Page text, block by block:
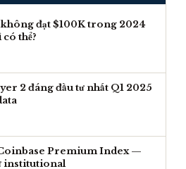
đạt $100K trong 2024
thể?
2 đáng đầu tư nhất Q1 2025
Premium Index —
institutional